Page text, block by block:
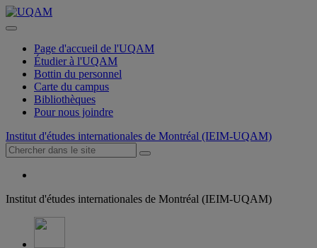
Page d'accueil de l'UQAM
Étudier à l'UQAM
Bottin du personnel
Carte du campus
Bibliothèques
Pour nous joindre
Institut d'études internationales de Montréal (IEIM-UQAM)
Institut d'études internationales de Montréal (IEIM-UQAM)